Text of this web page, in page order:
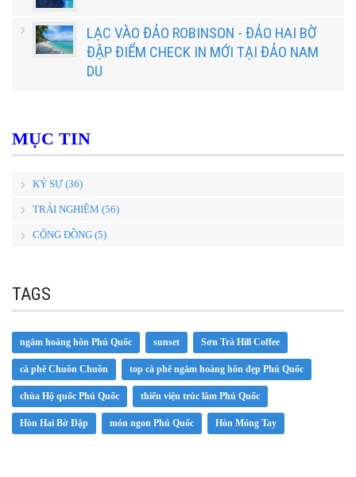
LẠC VÀO ĐẢO ROBINSON - ĐẢO HAI BỜ
ĐẬP ĐIỂM CHECK IN MỚI TẠI ĐẢO NAM
DU
MỤC TIN
KÝ SỰ (36)
TRẢI NGHIỆM (56)
CỘNG ĐỒNG (5)
TAGS
ngắm hoàng hôn Phú Quốc sunset Sơn Trà Hill Coffee
cà phê Chuồn Chuồn top cà phê ngắm hoàng hôn đẹp Phú Quốc
chùa Hộ quốc Phú Quốc thiển viện trúc lâm Phú Quốc
Hòn Hai Bờ Đập món ngon Phú Quốc Hòn Móng Tay